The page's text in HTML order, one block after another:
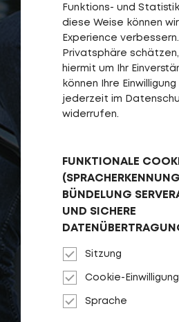
Funktions- und
diese Weise können
Experience
Privatsphäre
hiermit um Ihr
können Ihre
jederzeit im
widerrufen.
FUNKTIONALE
BÜNDELUNG
UND SICHERE
Sitzung
Cookie-
Sprache